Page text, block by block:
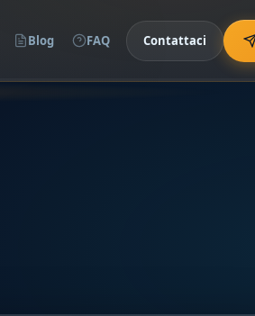
Blog FAQ Contattaci